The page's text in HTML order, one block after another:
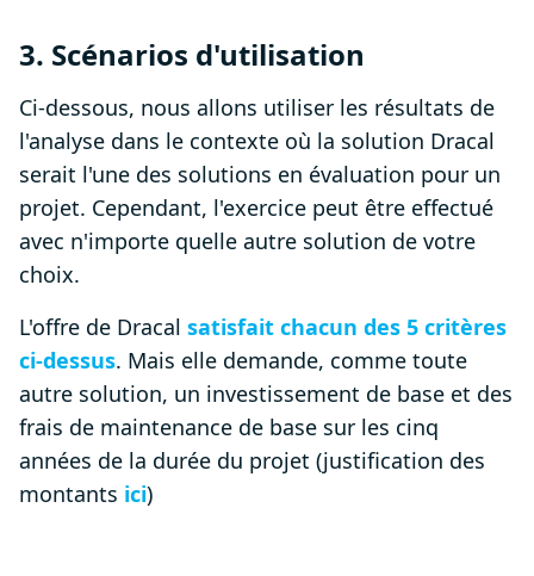
3. Scénarios d'utilisation
Ci-dessous, nous allons utiliser les résultats de
l'analyse dans le contexte où la solution Dracal
serait l'une des solutions en évaluation pour un
projet. Cependant, l'exercice peut être effectué
avec n'importe quelle autre solution de votre
choix.
L'offre de Dracal satisfait chacun des 5 critères
ci-dessus. Mais elle demande, comme toute
autre solution, un investissement de base et des
frais de maintenance de base sur les cinq
années de la durée du projet (justification des
montants ici)